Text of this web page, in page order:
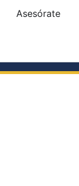
Asesórate